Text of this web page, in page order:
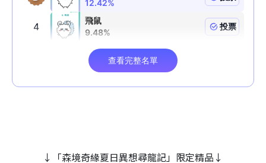
↓「森境奇緣夏日異想尋龍記」限定精品↓